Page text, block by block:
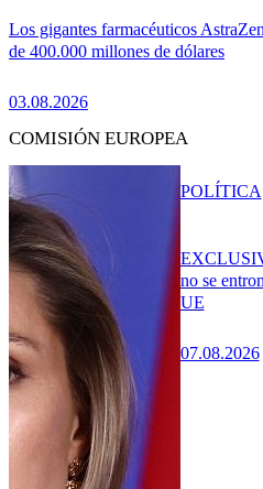
Los gigantes farmacéuticos
de 400.000 millones de dólares
03.08.2026
COMISIÓN EUROPEA
no se
UE
07.08.2026
POLÍTICA